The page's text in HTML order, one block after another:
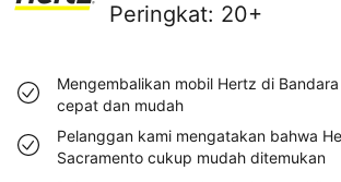
Peringkat: 20+
Mengembalikan mobil Hertz di
cepat dan mudah
Pelanggan kami mengatakan bahwa
Sacramento cukup mudah ditemukan